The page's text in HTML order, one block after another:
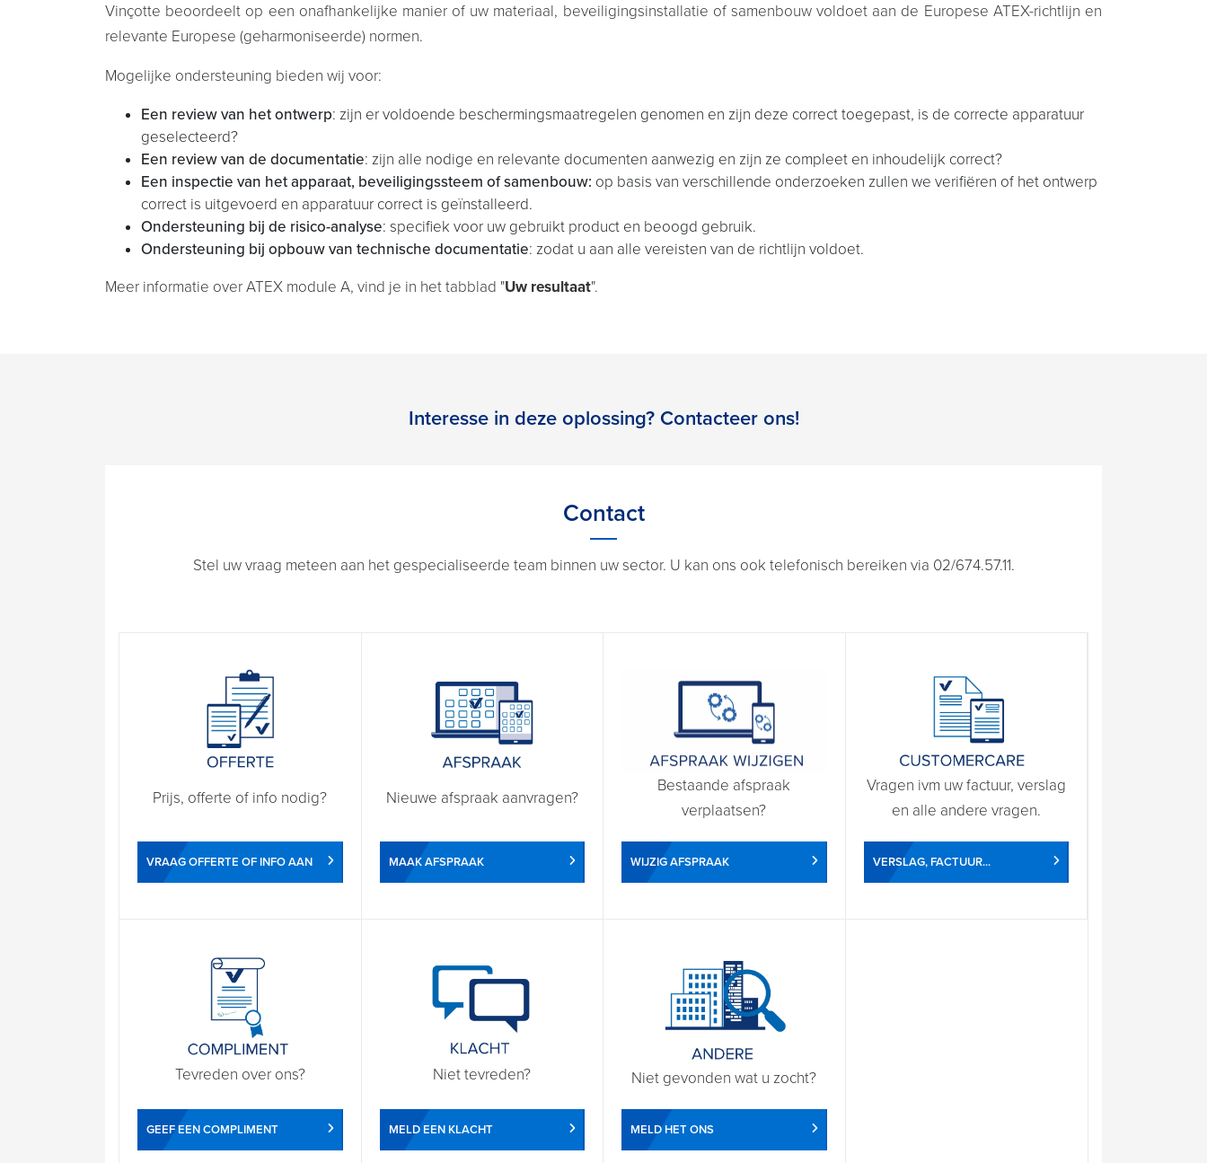
Vinçotte beoordeelt op een onafhankelijke manier of uw materiaal, beveiligingsinstallatie of samenbouw voldoet aan de Europese ATEX-richtlijn en
relevante Europese (geharmoniseerde) normen.
Mogelijke ondersteuning bieden wij voor:
Een review van het ontwerp: zijn er voldoende beschermingsmaatregelen genomen en zijn deze correct toegepast, is de correcte apparatuur
geselecteerd?
Een review van de documentatie: zijn alle nodige en relevante documenten aanwezig en zijn ze compleet en inhoudelijk correct?
Een inspectie van het apparaat, beveiligingssteem of samenbouw: op basis van verschillende onderzoeken zullen we verifiëren of het ontwerp
correct is uitgevoerd en apparatuur correct is geïnstalleerd.
Ondersteuning bij de risico-analyse: specifiek voor uw gebruikt product en beoogd gebruik.
Ondersteuning bij opbouw van technische documentatie: zodat u aan alle vereisten van de richtlijn voldoet.
Meer informatie over ATEX module A, vind je in het tabblad "Uw resultaat".
Interesse in deze oplossing? Contacteer ons!
Contact
Stel uw vraag meteen aan het gespecialiseerde team binnen uw sector. U kan ons ook telefonisch bereiken via 02/674.57.11.
Prijs, offerte of info nodig?
VRAAG OFFERTE OF INFO AAN
Nieuwe afspraak aanvragen?
MAAK AFSPRAAK
Bestaande afspraak
verplaatsen?
WIJZIG AFSPRAAK
Vragen ivm uw factuur, verslag
en alle andere vragen.
VERSLAG, FACTUUR...
Tevreden over ons?
GEEF EEN COMPLIMENT
Niet tevreden?
MELD EEN KLACHT
Niet gevonden wat u zocht?
MELD HET ONS